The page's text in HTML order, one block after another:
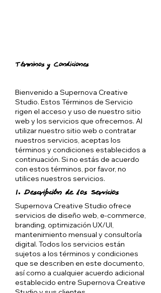
Términos y Condiciones
Bienvenido a Supernova Creative
Studio. Estos Términos de Servicio
rigen el acceso y uso de nuestro sitio
web y los servicios que ofrecemos. Al
utilizar nuestro sitio web o contratar
nuestros servicios, aceptas los
términos y condiciones establecidos a
continuación. Si no estás de acuerdo
con estos términos, por favor, no
utilices nuestros servicios.
1. Descripción de los Servicios
Supernova Creative Studio ofrece
servicios de diseño web, e-commerce,
branding, optimización UX/UI,
mantenimiento mensual y consultoría
digital. Todos los servicios están
sujetos a los términos y condiciones
que se describen en este documento,
así como a cualquier acuerdo adicional
establecido entre Supernova Creative